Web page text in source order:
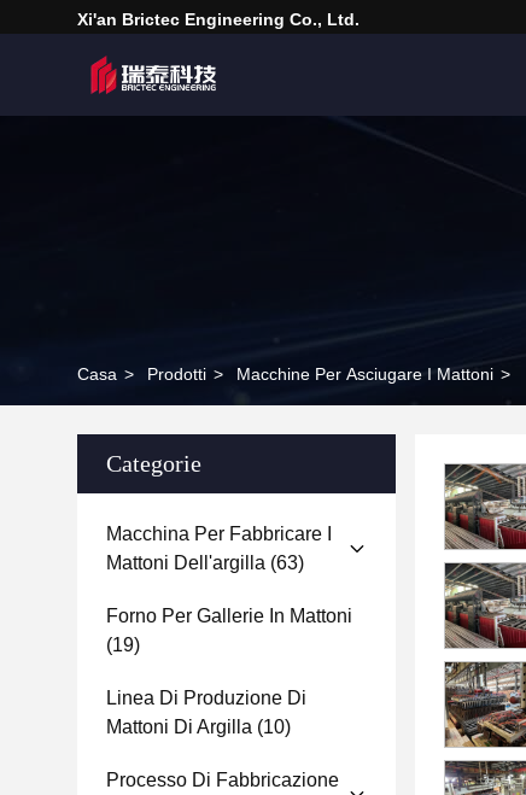
Xi'an Brictec Engineering Co., Ltd.
Casa > Prodotti > Macchine Per Asciugare I Mattoni >
Categorie
Macchina Per Fabbricare I
Mattoni Dell'argilla (63)
Forno Per Gallerie In Mattoni
(19)
Linea Di Produzione Di
Mattoni Di Argilla (10)
Processo Di Fabbricazione